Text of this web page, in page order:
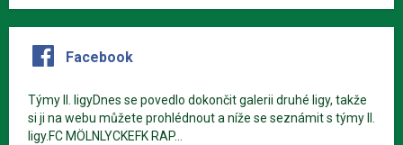
Facebook
Týmy II. ligyDnes se povedlo dokončit galerii druhé ligy, takže
si ji na webu můžete prohlédnout a níže se seznámit s týmy II.
ligy.FC MÖLNLYCKEFK RAP...